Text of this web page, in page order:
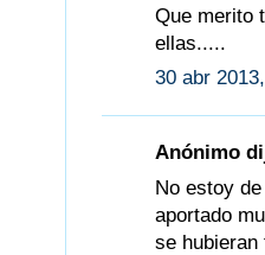
Que merito
ellas.....
30 abr
Anónimo
No estoy
aportado
se hubieran